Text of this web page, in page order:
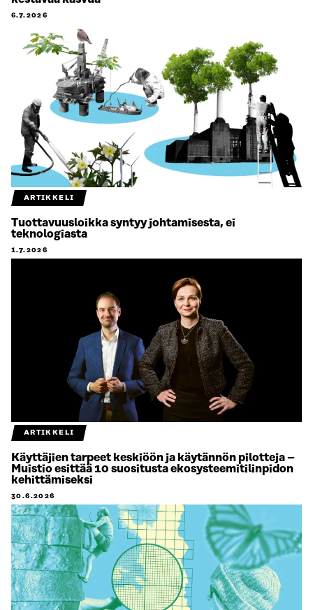
6.7.2026
ARTIKKELI
Tuottavuusloikka syntyy johtamisesta, ei
teknologiasta
1.7.2026
ARTIKKELI
Käyttäjien tarpeet keskiöön ja käytännön pilotteja –
Muistio esittää 10 suositusta ekosysteemitilinpidon
kehittämiseksi
30.6.2026